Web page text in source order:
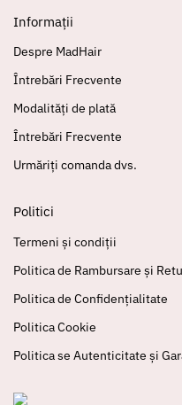
Informații
Despre MadHair
Întrebări Frecvente
Modalități de plată
Întrebări Frecvente
Urmăriți comanda dvs.
Politici
Termeni și condiții
Politica de Rambursare și
Politica de Confidențialitate
Politica Cookie
Politica se Autenticitate și